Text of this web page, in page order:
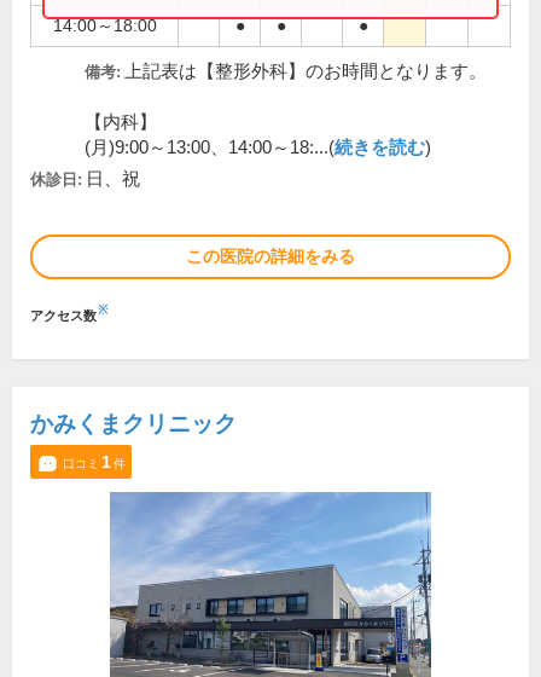
14:00～18:00 ● ● ●
備考: 上記表は【整形外科】のお時間となります。
【内科】
(月)9:00～13:00、14:00～18:...(続きを読む)
休診日: 日、祝
この医院の詳細をみる
アクセス数※
かみくまクリニック
口コミ 1件